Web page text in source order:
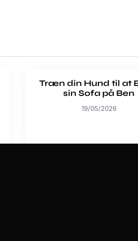
Træn din Hund til at
sin Sofa på Ben
19/05/2026